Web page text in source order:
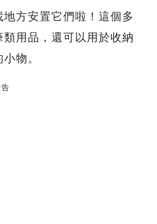
方安置它們啦！這個多
用品，還可以用於收納
物。
告